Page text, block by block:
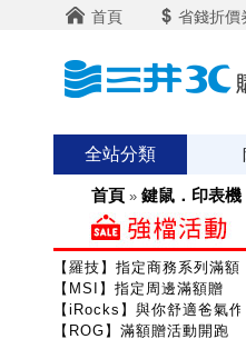
首頁 省錢折價
全站分類
首頁 » 鍵鼠．印表機
【羅技】指定商務系列滿額
【MSI】指定周邊滿額贈
【iRocks】與你舒適爸氣作
【ROG】滿額贈活動開跑